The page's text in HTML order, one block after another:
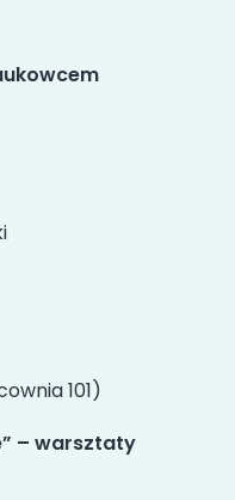
101)
– warsztaty